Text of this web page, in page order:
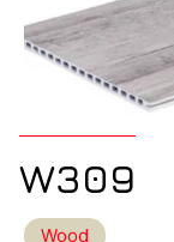
W309
Wood